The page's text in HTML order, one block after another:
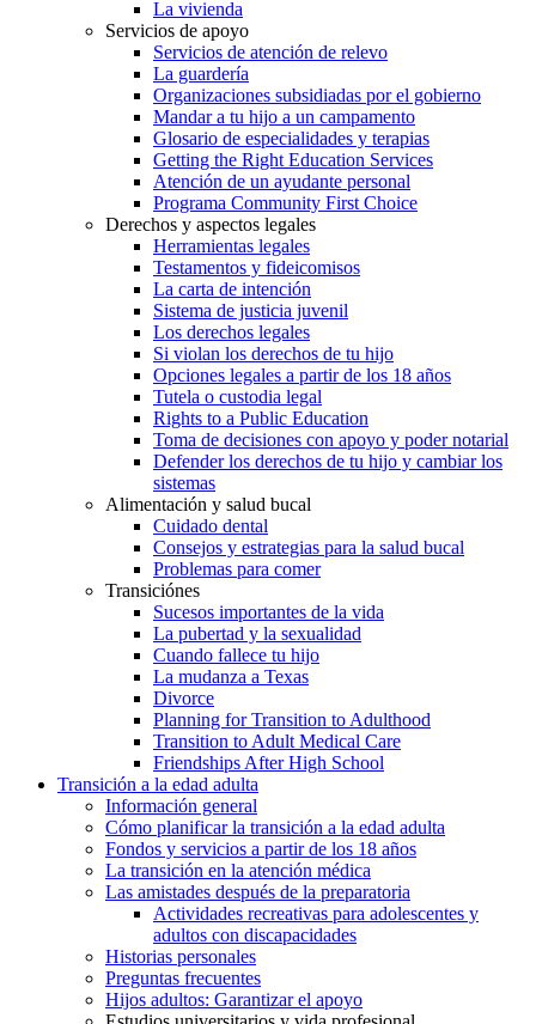
La vivienda
Servicios de apoyo
Servicios de atención de relevo
La guardería
Organizaciones subsidiadas por el gobierno
Mandar a tu hijo a un campamento
Glosario de especialidades y terapias
Getting the Right Education Services
Atención de un ayudante personal
Programa Community First Choice
Derechos y aspectos legales
Herramientas legales
Testamentos y fideicomisos
La carta de intención
Sistema de justicia juvenil
Los derechos legales
Si violan los derechos de tu hijo
Opciones legales a partir de los 18 años
Tutela o custodia legal
Rights to a Public Education
Toma de decisiones con apoyo y poder notarial
Defender los derechos de tu hijo y cambiar los
sistemas
Alimentación y salud bucal
Cuidado dental
Consejos y estrategias para la salud bucal
Problemas para comer
Transiciónes
Sucesos importantes de la vida
La pubertad y la sexualidad
Cuando fallece tu hijo
La mudanza a Texas
Divorce
Planning for Transition to Adulthood
Transition to Adult Medical Care
Friendships After High School
Transición a la edad adulta
Información general
Cómo planificar la transición a la edad adulta
Fondos y servicios a partir de los 18 años
La transición en la atención médica
Las amistades después de la preparatoria
Actividades recreativas para adolescentes y
adultos con discapacidades
Historias personales
Preguntas frecuentes
Hijos adultos: Garantizar el apoyo